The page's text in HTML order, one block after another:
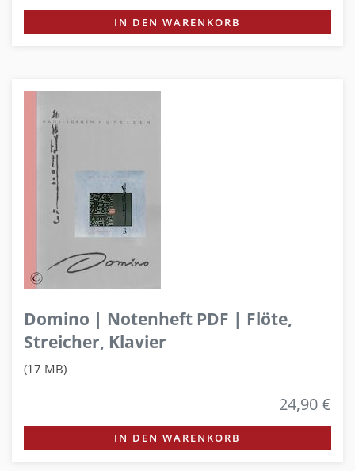
IN DEN WARENKORB
Domino | Notenheft PDF | Flöte,
Streicher, Klavier
(17 MB)
24,90 €
IN DEN WARENKORB